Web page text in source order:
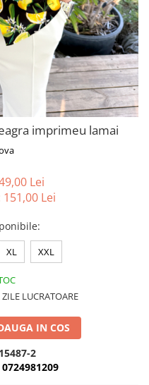
imprimeu lamai
Lei
151,00 Lei
:
XL XXL
ZILE LUCRATOARE
IN COS
2
0724981209